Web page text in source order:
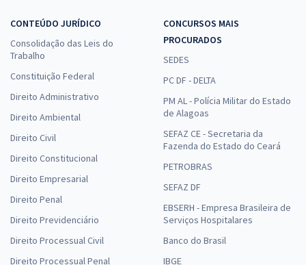
CONTEÚDO JURÍDICO
Consolidação das Leis do
Trabalho
Constituição Federal
Direito Administrativo
Direito Ambiental
Direito Civil
Direito Constitucional
Direito Empresarial
Direito Penal
Direito Previdenciário
Direito Processual Civil
Direito Processual Penal
CONCURSOS MAIS
PROCURADOS
SEDES
PC DF - DELTA
PM AL - Polícia Militar do Estado
de Alagoas
SEFAZ CE - Secretaria da
Fazenda do Estado do Ceará
PETROBRAS
SEFAZ DF
EBSERH - Empresa Brasileira de
Serviços Hospitalares
Banco do Brasil
IBGE